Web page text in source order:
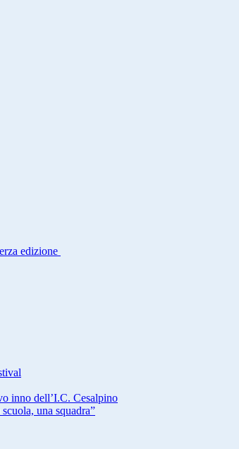
edizione
inno dell’I.C. Cesalpino
una squadra”